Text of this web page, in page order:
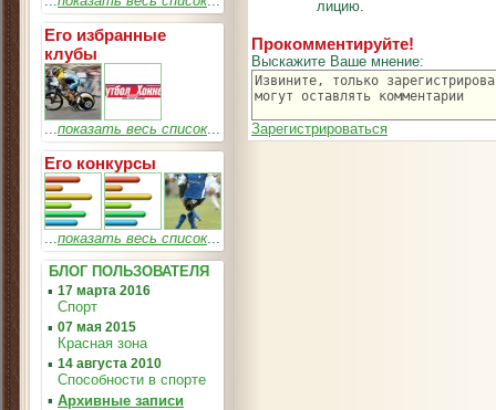
Его избранные
клубы
...показать весь список...
Его конкурсы
...показать весь список...
БЛОГ ПОЛЬЗОВАТЕЛЯ
▪ 17 марта 2016
Спорт
▪ 07 мая 2015
Красная зона
▪ 14 августа 2010
Способности в спорте
▪ Архивные записи
лицию.
Прокомментируйте!
Выскажите Ваше мнение:
Зарегистрироваться